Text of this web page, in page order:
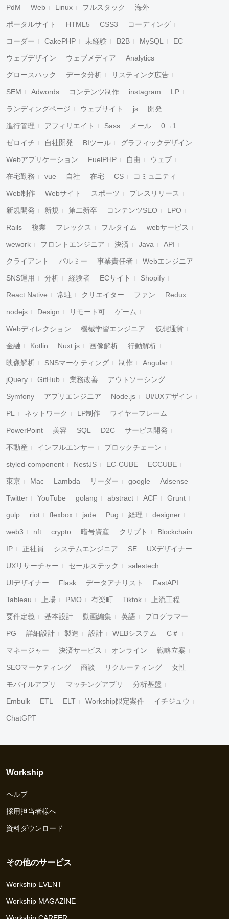
PdM Web Linux フルスタック 海外
ポータルサイト HTML5 CSS3 コーディング
コーダー CakePHP 未経験 B2B MySQL EC
ウェブデザイン ウェブメディア Analytics
グロースハック データ分析 リスティング広告
SEM Adwords コンテンツ制作 instagram LP
ランディングページ ウェブサイト js 開発
進行管理 アフィリエイト Sass メール 0→1
ゼロイチ 自社開発 BIツール グラフィックデザイン
Webアプリケーション FuelPHP 自由 ウェブ
在宅勤務 vue 自社 在宅 CS コミュニティ
Web制作 Webサイト スポーツ プレスリリース
新規開発 新規 第二新卒 コンテンツSEO LPO
Rails 複業 フレックス フルタイム webサービス
wework フロントエンジニア 決済 Java API
クライアント パルミー 事業責任者 Webエンジニア
SNS運用 分析 経験者 ECサイト Shopify
React Native 常駐 クリエイター ファン Redux
nodejs Design リモート可 ゲーム
Webディレクション 機械学習エンジニア 仮想通貨
金融 Kotlin Nuxt.js 画像解析 行動解析
映像解析 SNSマーケティング 制作 Angular
jQuery GitHub 業務改善 アウトソーシング
Symfony アプリエンジニア Node.js UI/UXデザイン
PL ネットワーク LP制作 ワイヤーフレーム
PowerPoint 美容 SQL D2C サービス開発
不動産 インフルエンサー ブロックチェーン
styled-component NestJS EC-CUBE ECCUBE
東京 Mac Lambda リーダー google Adsense
Twitter YouTube golang abstract ACF Grunt
gulp riot flexbox jade Pug 経理 designer
web3 nft crypto 暗号資産 クリプト Blockchain
IP 正社員 システムエンジニア SE UXデザイナー
UXリサーチャー セールステック salestech
UIデザイナー Flask データアナリスト FastAPI
Tableau 上場 PMO 有楽町 Tiktok 上流工程
要件定義 基本設計 動画編集 英語 プログラマー
PG 詳細設計 製造 設計 WEBシステム C＃
マネージャー 決済サービス オンライン 戦略立案
SEOマーケティング 商談 リクルーティング 女性
モバイルアプリ マッチングアプリ 分析基盤
Embulk ETL ELT Workship限定案件 イチジュウ
ChatGPT
Workship
ヘルプ
採用担当者様へ
資料ダウンロード
その他のサービス
Workship EVENT
Workship MAGAZINE